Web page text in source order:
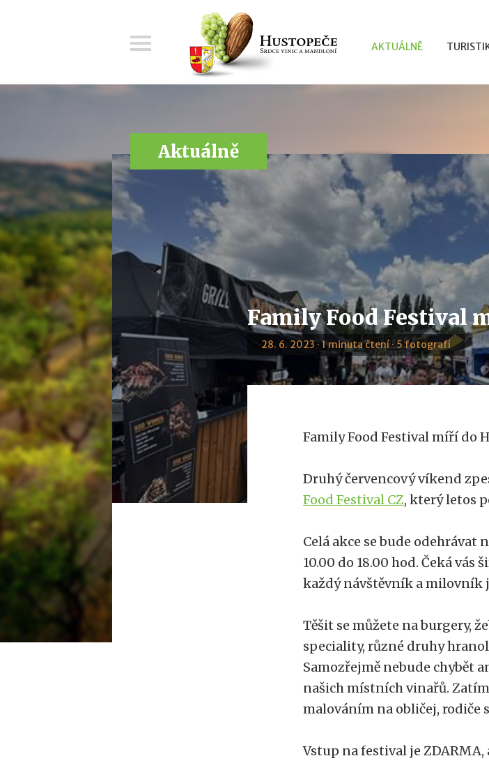
AKTUÁLNĚ
Aktuálně
Family Food Festival
28. 6. 2023 · 1 minuta čtení · 5 fotografí
Family Food Festival míří do
Druhý červencový víkend
Food Festival CZ, který letos
Celá akce se bude odehrávat
10.00 do 18.00 hod. Čeká
každý návštěvník a milovník
Těšit se můžete na burgery,
speciality, různé druhy
Samozřejmě nebude chybět
našich místních vinařů.
malováním na obličej, rodiče
Vstup na festival je